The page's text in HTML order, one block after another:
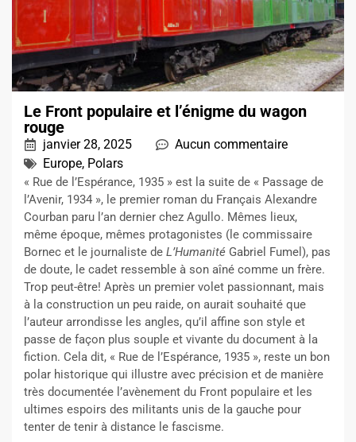
Le Front populaire et l’énigme du wagon
rouge
janvier 28, 2025
Aucun commentaire
Europe, Polars
« Rue de l’Espérance, 1935 » est la suite de « Passage de
l’Avenir, 1934 », le premier roman du Français Alexandre
Courban paru l’an dernier chez Agullo. Mêmes lieux,
même époque, mêmes protagonistes (le commissaire
Bornec et le journaliste de L’Humanité Gabriel Fumel), pas
de doute, le cadet ressemble à son aîné comme un frère.
Trop peut-être! Après un premier volet passionnant, mais
à la construction un peu raide, on aurait souhaité que
l’auteur arrondisse les angles, qu’il affine son style et
passe de façon plus souple et vivante du document à la
fiction. Cela dit, « Rue de l’Espérance, 1935 », reste un bon
polar historique qui illustre avec précision et de manière
très documentée l’avènement du Front populaire et les
ultimes espoirs des militants unis de la gauche pour
tenter de tenir à distance le fascisme.